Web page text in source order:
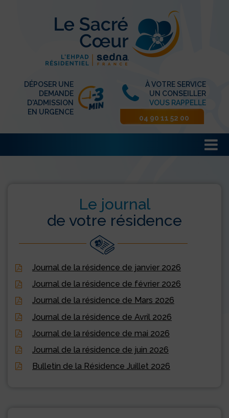
DÉPOSER UNE
DEMANDE
D'ADMISSION
EN URGENCE
À VOTRE SERVICE
UN CONSEILLER
VOUS RAPPELLE
04 90 11 52 00
Le journal
de votre résidence
Journal de la résidence de janvier 2026
Journal de la résidence de février 2026
Journal de la résidence de Mars 2026
Journal de la résidence de Avril 2026
Journal de la résidence de mai 2026
Journal de la résidence de juin 2026
Bulletin de la Résidence Juillet 2026